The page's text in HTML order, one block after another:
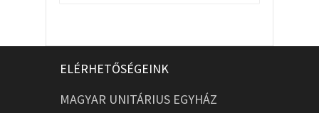
ELÉRHETŐSÉGEINK
MAGYAR UNITÁRIUS EGYHÁZ